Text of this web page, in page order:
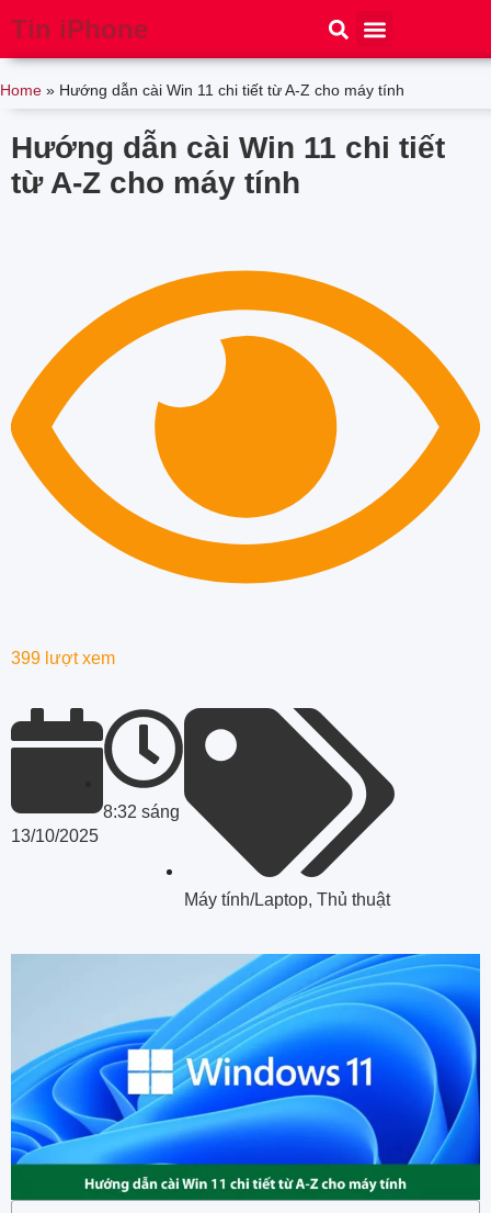
Tin iPhone
Home » Hướng dẫn cài Win 11 chi tiết từ A-Z cho máy tính
Hướng dẫn cài Win 11 chi tiết
từ A-Z cho máy tính
399 lượt xem
13/10/2025
8:32 sáng
Máy tính/Laptop, Thủ thuật